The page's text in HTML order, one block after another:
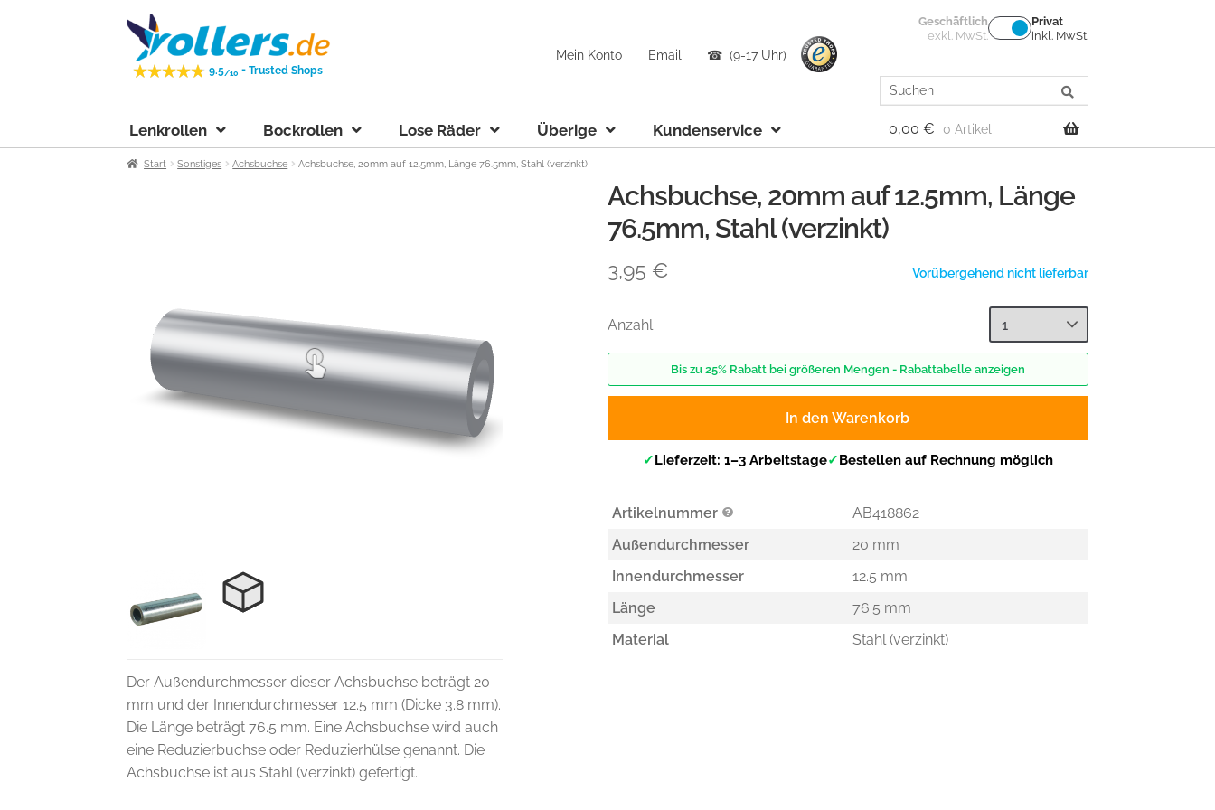
Zur
Navigation
springen
Zum
Inhalt
springen
9.5/10 -Trusted Shops
Mein Konto Email ☎ (9-17 Uhr)
Geschäftlich
exkl. MwSt.
Privat
inkl. MwSt.
Search
for:
Lenkrollen Bockrollen Lose Räder Überige Kundenservice 0,00 € 0 Artikel
Start Sonstiges Achsbuchse Achsbuchse, 20mm auf 12.5mm, Länge 76.5mm, Stahl (verzinkt)
Der Außendurchmesser dieser Achsbuchse beträgt 20
mm und der Innendurchmesser 12.5 mm (Dicke 3.8 mm).
Die Länge beträgt 76.5 mm. Eine Achsbuchse wird auch
eine Reduzierbuchse oder Reduzierhülse genannt. Die
Achsbuchse ist aus Stahl (verzinkt) gefertigt.
Achsbuchse, 20mm auf 12.5mm, Länge
76.5mm, Stahl (verzinkt)
3,95 € Vorübergehend nicht lieferbar
Anzahl
Bis zu 25% Rabatt bei größeren Mengen - Rabattabelle anzeigen
In den Warenkorb
✓ Lieferzeit: 1–3 Arbeitstage✓ Bestellen auf Rechnung möglich
Artikelnummer
AB418862
Außendurchmesser
20 mm
Innendurchmesser
12.5 mm
Länge
76.5 mm
Material
Stahl (verzinkt)